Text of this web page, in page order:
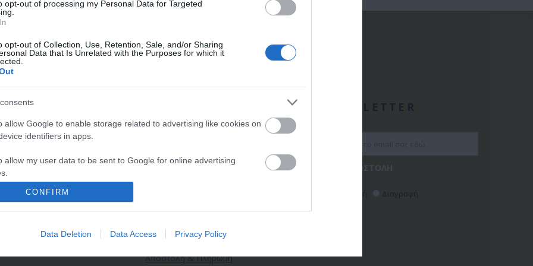
opt-out of processing my Personal Data for Targeted
opt-out of Collection, Use, Retention, Sale, and/or Sharing
Data that Is Unrelated with the Purposes for which it
allow Google to enable storage related to advertising like cookies on
identifiers in apps.
allow my user data to be sent to Google for online advertising
allow Google to send me personalized advertising.
identifiers in apps.
CONFIRM
Data Deletion Data Access Privacy Policy
ΜΟΥ
μου
μου Ποιοι είμαστε
Πολιτική Επιστροφών - Ακυρώσεων
Ασφάλεια Συναλλαγών
Αποστολή & Πληρωμή